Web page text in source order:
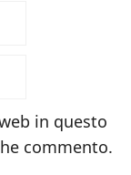
in questo
commento.